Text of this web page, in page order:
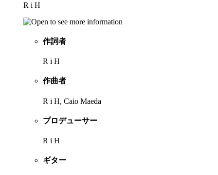
R i H
作詞者
R i H
作曲者
R i H, Caio Maeda
プロデューサー
R i H
ギター